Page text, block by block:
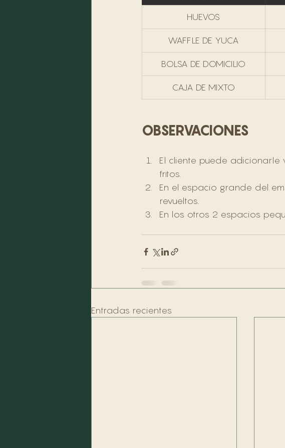
HUEVOS
WAFFLE DE YUCA
BOLSA DE DOMICILIO
CAJA DE MIXTO
OBSERVACIONES
El cliente puede adicionarle
fritos.
En el espacio grande del
revueltos.
En los otros 2 espacios
Entradas recientes